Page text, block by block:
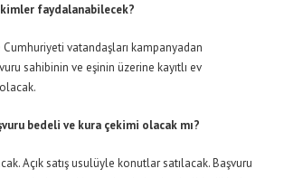
faydalanabilecek?
vatandaşları kampanyadan
sahibinin ve eşinin üzerine kayıtlı ev
bedeli ve kura çekimi olacak mı?
Açık satış usulüyle konutlar satılacak. Başvuru